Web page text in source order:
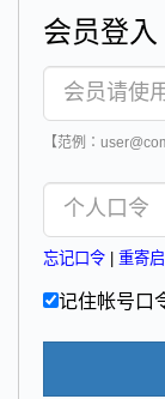
会员登入
【范例：
忘记口令 重寄
记住帐号口